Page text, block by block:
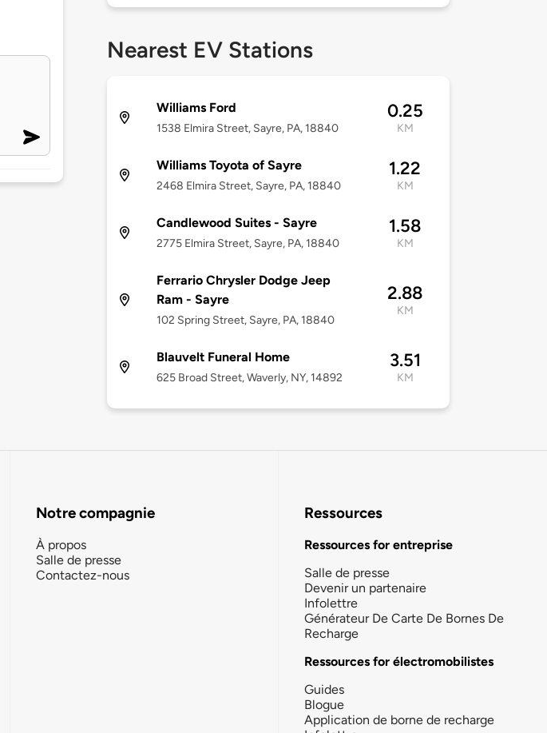
Nearest EV Stations
Williams Ford
1538 Elmira Street, Sayre, PA, 18840
0.25
KM
Williams Toyota of Sayre
2468 Elmira Street, Sayre, PA, 18840
1.22
KM
Candlewood Suites - Sayre
2775 Elmira Street, Sayre, PA, 18840
1.58
KM
Ferrario Chrysler Dodge Jeep
Ram - Sayre
102 Spring Street, Sayre, PA, 18840
2.88
KM
Blauvelt Funeral Home
625 Broad Street, Waverly, NY, 14892
3.51
KM
Notre compagnie
À propos
Salle de presse
Contactez-nous
Ressources
Ressources for entreprise
Salle de presse
Devenir un partenaire
Infolettre
Générateur De Carte De Bornes De
Recharge
Ressources for électromobilistes
Guides
Blogue
Application de borne de recharge